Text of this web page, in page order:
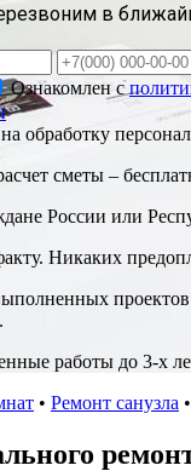
в
Ознакомлен с
обработку
сметы –
России или
Никаких
работы до 3-х
• Ремонт санузла •